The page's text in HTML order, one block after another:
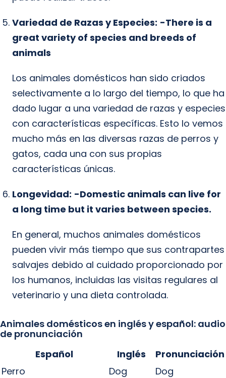
Variedad de Razas y Especies: -There is a
great variety of species and breeds of
animals
Los animales domésticos han sido criados
selectivamente a lo largo del tiempo, lo que ha
dado lugar a una variedad de razas y especies
con características específicas. Esto lo vemos
mucho más en las diversas razas de perros y
gatos, cada una con sus propias
características únicas.
Longevidad: -Domestic animals can live for
a long time but it varies between species.
En general, muchos animales domésticos
pueden vivir más tiempo que sus contrapartes
salvajes debido al cuidado proporcionado por
los humanos, incluidas las visitas regulares al
veterinario y una dieta controlada.
Animales domésticos en inglés y español: audio
de pronunciación
Español
Inglés
Pronunciación
Perro
Dog
Dog